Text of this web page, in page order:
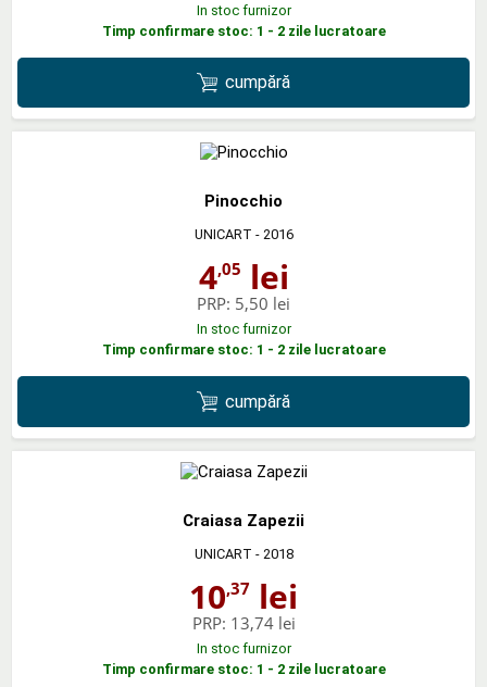
In stoc furnizor
Timp confirmare stoc: 1 - 2 zile lucratoare
cumpără
Pinocchio
UNICART - 2016
4,05 lei
PRP: 5,50 lei
In stoc furnizor
Timp confirmare stoc: 1 - 2 zile lucratoare
cumpără
Craiasa Zapezii
UNICART - 2018
10,37 lei
PRP: 13,74 lei
In stoc furnizor
Timp confirmare stoc: 1 - 2 zile lucratoare